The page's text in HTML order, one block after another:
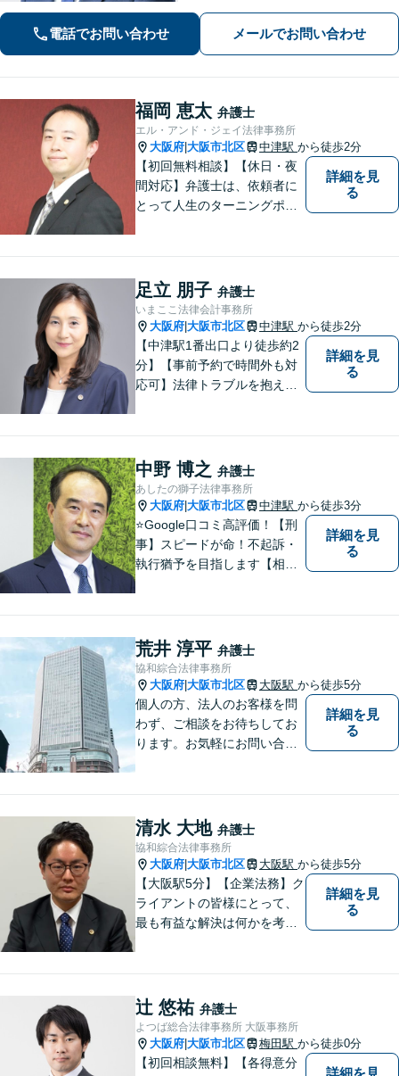
電話でお問い合わせ メールでお問い合わせ
福岡 恵太 弁護士
エル・アンド・ジェイ法律事務所
大阪府 大阪市北区 中津駅 から徒歩2分
【初回無料相談】【休日・夜
間対応】弁護士は、依頼者に
とって人生のターニングポイ
え込むことなくまずはご相談
ください。【完全個室対応】
詳細を見
る
足立 朋子 弁護士
いまここ法律会計事務所
大阪府 大阪市北区 中津駅 から徒歩2分
【中津駅1番出口より徒歩約2
分】【事前予約で時間外も対
応可】法律トラブルを抱える
業務、税務処理等も対応して
おります。 お気軽にご相談く
ださい。
詳細を見
る
中野 博之 弁護士
あしたの獅子法律事務所
大阪府 大阪市北区 中津駅 から徒歩3分
⭐️Google口コミ高評価！【刑
事】スピードが命！不起訴・
執行猶予を目指します【相
財・労働問題【夜間・休日対
応】
詳細を見
る
荒井 淳平 弁護士
協和綜合法律事務所
大阪府 大阪市北区 大阪駅 から徒歩5分
個人の方、法人のお客様を問
わず、ご相談をお待ちしてお
ります。お気軽にお問い合わ
は他の弁護士宛ての場合は、
対応いたしかねます。
詳細を見
る
清水 大地 弁護士
協和綜合法律事務所
大阪府 大阪市北区 大阪駅 から徒歩5分
【大阪駅5分】【企業法務】ク
ライアントの皆様にとって、
最も有益な解決は何かを考え
からのアドバイスもできるよ
う日々精進してまいります。
詳細を見
る
辻 悠祐 弁護士
よつば総合法律事務所 大阪事務所
大阪府 大阪市北区 梅田駅 から徒歩0分
【初回相談無料】【各得意分
詳細を見